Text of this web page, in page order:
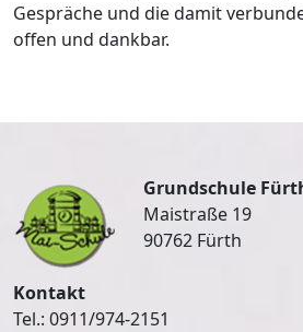
Gespräche und die damit
offen und dankbar.
Grundschule
Maistraße 19
90762 Fürth
Kontakt
Tel.: 0911/974-2151